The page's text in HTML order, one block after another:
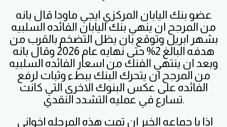
عضو بنك اليابان المركزي ايجي ماودا قال بانه
من المرجح ان ينهي بنك اليابان الفائده السلبيه
بشهر ابريل وتوقع بان يظل التضخم بالقرب من
هدفه البالغ 2% حتى نهايه عام 2026 وقال بانه
وبعد ان ينتهي الفنك من اسعار الفائده السلبيه
من المرجح ان يتحرك البنك ببطء وثبات لرفع
الفائده على عكس البنوك الاخرى التي كانت
تسارع في عمليه التشدد النقدي.